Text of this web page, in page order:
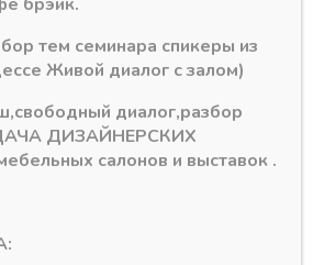
тем семинара спикеры из
Живой диалог с залом)
диалог,разбор
ДИЗАЙНЕРСКИХ
салонов и выставок .